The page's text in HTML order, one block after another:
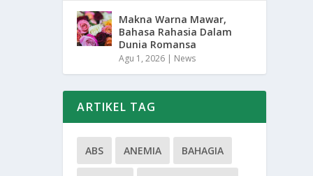
Makna Warna Mawar,
Bahasa Rahasia Dalam
Dunia Romansa
Agu 1, 2026 | News
ARTIKEL TAG
ABS ANEMIA BAHAGIA